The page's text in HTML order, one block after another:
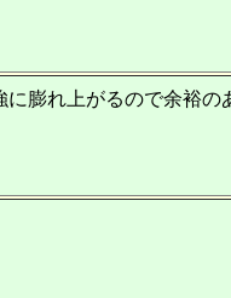
膨れ上がるので余裕の